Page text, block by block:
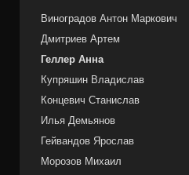
Виноградов Антон Маркович
Дмитриев Артем
Геллер Анна
Купряшин Владислав
Концевич Станислав
Илья Демьянов
Гейвандов Ярослав
Морозов Михаил